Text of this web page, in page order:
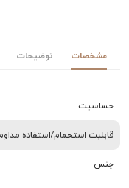
مشخصات توضیحات
حساسیت
قابلیت استحمام/استفاده
جنس